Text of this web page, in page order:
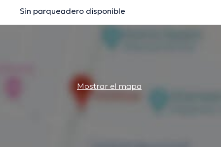
Sin parqueadero disponible
Mostrar el mapa